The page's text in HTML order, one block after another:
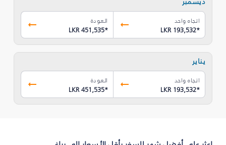
اتجاه واحد
LKR 193,532*
العودة
LKR 451,535*
يناير
اتجاه واحد
LKR 193,532*
العودة
LKR 451,535*